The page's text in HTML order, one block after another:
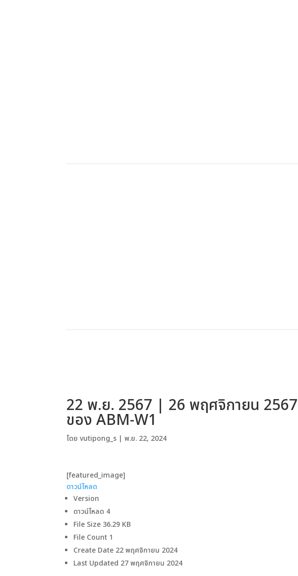
22 พ.ย. 2567 | 26 พฤศจิกายน
ของ ABM-W1
โดยvutipong_s |พ.ย. 22, 2024
[featured_image]
ดาวน์โหลด
Version
ดาวน์โหลด 4
File Size 36.29 KB
File Count 1
Create Date 22 พฤศจิกายน 2024
Last Updated 27 พฤศจิกายน 2024